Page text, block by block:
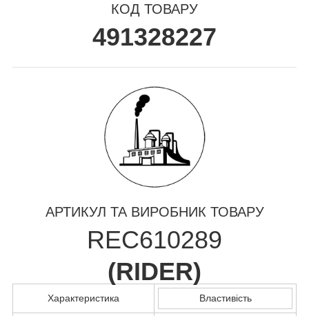
КОД ТОВАРУ
491328227
АРТИКУЛ ТА ВИРОБНИК ТОВАРУ
REC610289
(RIDER)
Характеристика Властивість